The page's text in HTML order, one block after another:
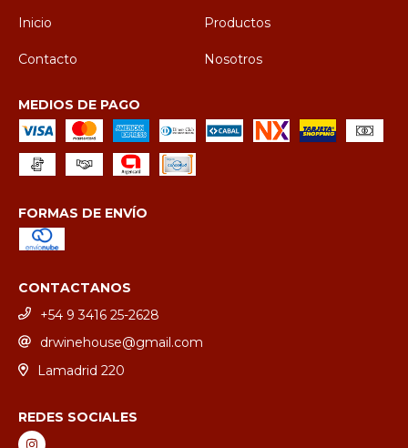
Inicio
Productos
Contacto Nosotros
MEDIOS DE PAGO
FORMAS DE ENVÍO
CONTACTANOS
+54 9 3416 25-2628
drwinehouse@gmail.com
Lamadrid 220
REDES SOCIALES